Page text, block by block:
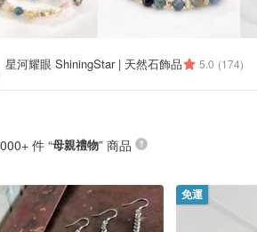
星河耀眼 ShiningStar | 天然石飾品 5.0 (174)
件 “母親禮物” 商品
免運